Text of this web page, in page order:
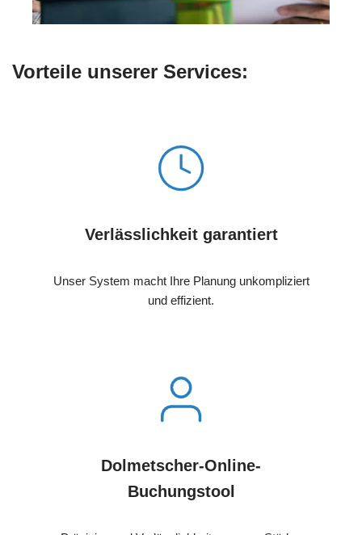
Vorteile unserer Services:
Verlässlichkeit garantiert
Unser System macht Ihre Planung unkompliziert
und effizient.
Dolmetscher-Online-
Buchungstool